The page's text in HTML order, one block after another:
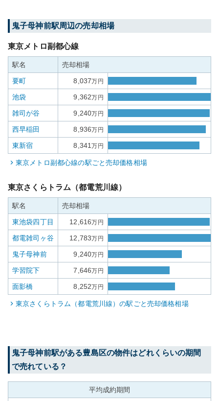
鬼子母神前駅周辺の売却相場
東京メトロ副都心線
駅名 売却相場
要町 8,037万円
池袋 9,362万円
雑司が谷 9,240万円
西早稲田 8,936万円
東新宿 8,341万円
東京メトロ副都心線の駅ごと売却価格相場
東京さくらトラム（都電荒川線）
駅名 売却相場
東池袋四丁目 12,616万円
都電雑司ヶ谷 12,783万円
鬼子母神前 9,240万円
学習院下 7,646万円
面影橋 8,252万円
東京さくらトラム（都電荒川線）の駅ごと売却価格相場
鬼子母神前駅がある豊島区の物件はどれくらいの期間
で売れている？
平均成約期間